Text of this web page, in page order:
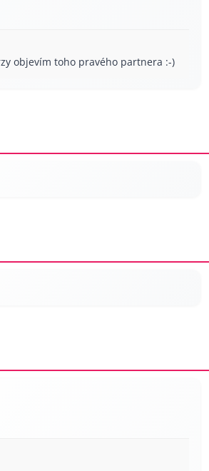
objevím toho pravého partnera :-)